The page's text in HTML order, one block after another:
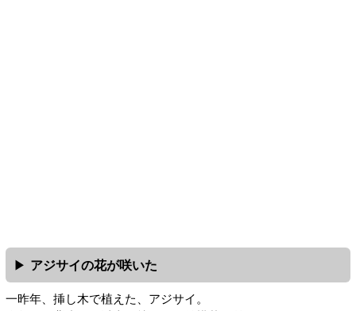
アジサイの花が咲いた
一昨年、挿し木で植えた、アジサイ。